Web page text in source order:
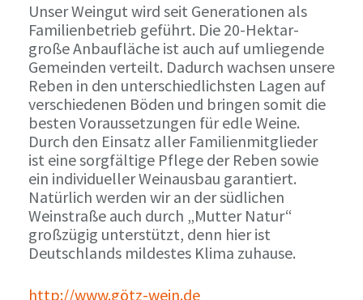
Unser Weingut wird seit Generationen als
Familienbetrieb geführt. Die 20-Hektar-
große Anbaufläche ist auch auf umliegende
Gemeinden verteilt. Dadurch wachsen unsere
Reben in den unterschiedlichsten Lagen auf
verschiedenen Böden und bringen somit die
besten Voraussetzungen für edle Weine.
Durch den Einsatz aller Familienmitglieder
ist eine sorgfältige Pflege der Reben sowie
ein individueller Weinausbau garantiert.
Natürlich werden wir an der südlichen
Weinstraße auch durch „Mutter Natur“
großzügig unterstützt, denn hier ist
Deutschlands mildestes Klima zuhause.
http://www.götz-wein.de